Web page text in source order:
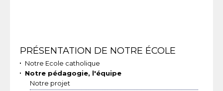
Navigation
PRÉSENTATION DE NOTRE ÉCOLE
Notre Ecole catholique
Notre pédagogie, l'équipe
Notre projet